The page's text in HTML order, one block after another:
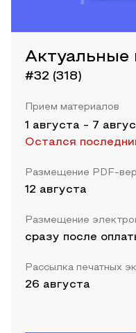
Актуальные
#32 (318)
Прием материалов
1 августа - 7
Остался
Размещение PDF-
12 августа
Размещение
сразу после
Рассылка печатных
26 августа